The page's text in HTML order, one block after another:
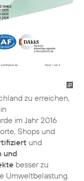
zu erreichen,
im Jahr 2016
Shops und
und
und
besser zu
Umweltbelastung.